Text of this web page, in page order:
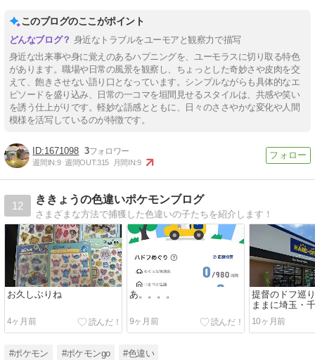
このブログのここがポイント
身近なトラブルをユーモアと観察力で描写
身近な出来事や身に覚えのあるハプニングを、ユーモラスに切り取る特色
があります。職場や日常の風景を観察し、ちょっとした奇妙さや皮肉を交
えて、飽きさせない語り口となっています。シンプルながらも具体的なエ
ピソードを盛り込み、日常の一コマを垣間見せるスタイルは、共感や笑い
を誘う仕上がりです。軽妙な語感とともに、日々のささやかな変化や人間
模様を活写しているのが特徴です。
1671098 3
週間IN:9 週間OUT:315 月間IN:9
12
ききょうの色違いポケモンブログ
さまざまな方法で捕獲した色違いの子たちを紹介します！
お久しぶりね
4ヶ月前
あ。。。。
9ヶ月前
提督のドフ巡
ままに埼玉・
10ヶ月前
#ポケモン #ポケモンgo #色違い